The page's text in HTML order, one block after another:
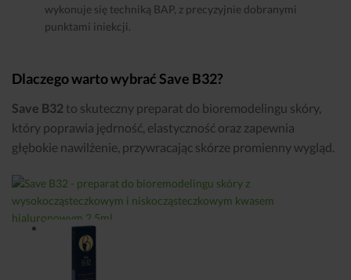
wykonuje się techniką BAP, z precyzyjnie dobranymi
punktami iniekcji.
Dlaczego warto wybrać Save B32?
Save B32 to skuteczny preparat do bioremodelingu skóry,
który poprawia jędrność, elastyczność oraz zapewnia
głębokie nawilżenie, przywracając skórze promienny wygląd.